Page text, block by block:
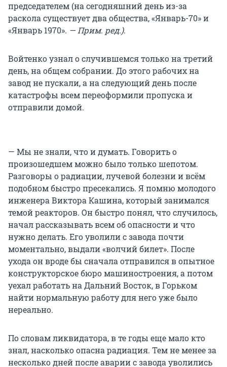
председателем (на сегодняшний день из-за
раскола существует два общества, «Январь-70» и
«Январь 1970». — Прим. ред.).
Войтенко узнал о случившемся только на третий
день, на общем собрании. До этого рабочих на
завод не пускали, а на следующий день после
катастрофы всем переоформили пропуска и
отправили домой.
— Мы не знали, что и думать. Говорить о
произошедшем можно было только шепотом.
Разговоры о радиации, лучевой болезни и всём
подобном быстро пресекались. Я помню молодого
инженера Виктора Кашина, который занимался
темой реакторов. Он быстро понял, что случилось,
начал рассказывать всем об опасности и что
нужно делать. Его уволили с завода почти
моментально, выдали «волчий билет». После
ухода он вроде бы сначала отправился в опытное
конструкторское бюро машиностроения, а потом
уехал работать на Дальний Восток, в Горьком
найти нормальную работу для него уже было
нереально.
По словам ликвидатора, в те годы еще мало кто
знал, насколько опасна радиация. Тем не менее за
несколько дней после аварии с завода уволились